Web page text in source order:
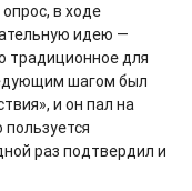
в ходе
идею —
традиционное для
шагом был
и он пал на
раз подтвердил и